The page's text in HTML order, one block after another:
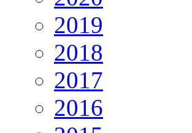
2019
2018
2017
2016